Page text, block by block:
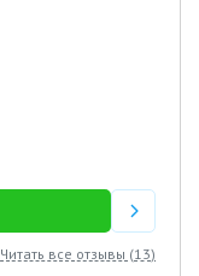
Читать все отзывы (13)